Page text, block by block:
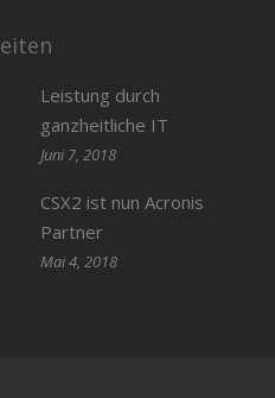
Leistung durch
ganzheitliche IT
Juni 7, 2018
CSX2 ist nun Acronis
Partner
Mai 4, 2018